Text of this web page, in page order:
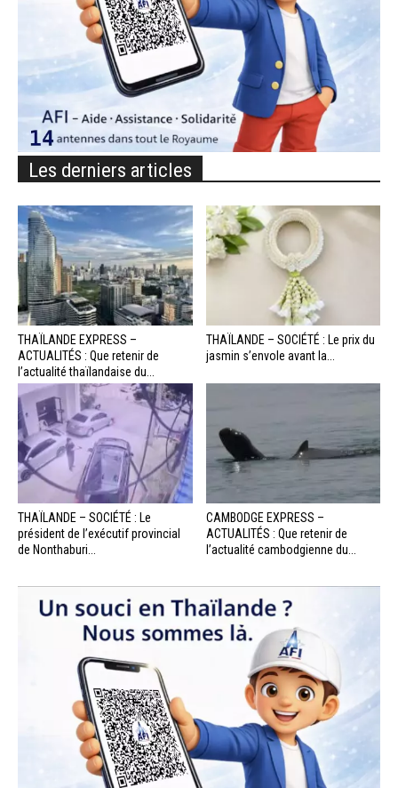
Les derniers articles
THAÏLANDE EXPRESS –
ACTUALITÉS : Que retenir de
l’actualité thaïlandaise du...
THAÏLANDE – SOCIÉTÉ : Le prix du
jasmin s’envole avant la...
THAÏLANDE – SOCIÉTÉ : Le
président de l’exécutif provincial
de Nonthaburi...
CAMBODGE EXPRESS –
ACTUALITÉS : Que retenir de
l’actualité cambodgienne du...